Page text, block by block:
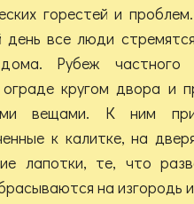
горестей и
все люди
Рубеж частного
кругом двора и
вещами. К ним
к калитке, на
лапотки, те, что
на изгородь